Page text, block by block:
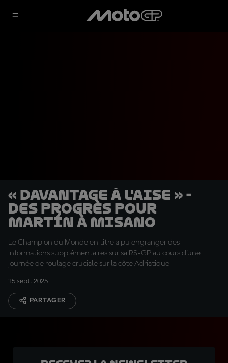
« Davantage à l'aise » -
des progrès pour
Martín à Misano
Le Champion du Monde en titre a pu engranger des
informations supplémentaires sur sa RS-GP au cours d'une
journée de roulage cruciale sur la côte Adriatique
15 sept. 2025
PARTAGER